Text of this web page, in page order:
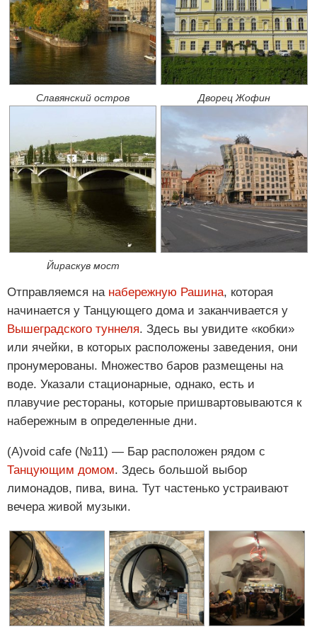
Славянский остров Дворец Жофин
Йираскув мост
Отправляемся на набережную Рашина, которая
начинается у Танцующего дома и заканчивается у
Вышеградского туннеля. Здесь вы увидите «кобки»
или ячейки, в которых расположены заведения, они
пронумерованы. Множество баров размещены на
воде. Указали стационарные, однако, есть и
плавучие рестораны, которые пришвартовываются к
набережным в определенные дни.
(A)void cafe (№11) — Бар расположен рядом с
Танцующим домом. Здесь большой выбор
лимонадов, пива, вина. Тут частенько устраивают
вечера живой музыки.